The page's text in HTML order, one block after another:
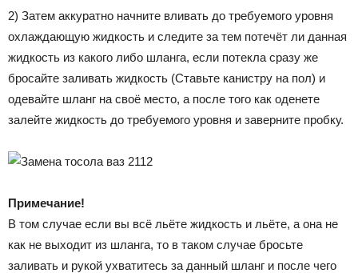
2) Затем аккуратно начните вливать до требуемого уровня
охлаждающую жидкость и следите за тем потечёт ли данная
жидкость из какого либо шланга, если потекла сразу же
бросайте заливать жидкость (Ставьте канистру на пол) и
одевайте шланг на своё место, а после того как оденете
залейте жидкость до требуемого уровня и заверните пробку.
Примечание!
В том случае если вы всё льёте жидкость и льёте, а она не
как не выходит из шланга, то в таком случае бросьте
заливать и рукой ухватитесь за данный шланг и после чего